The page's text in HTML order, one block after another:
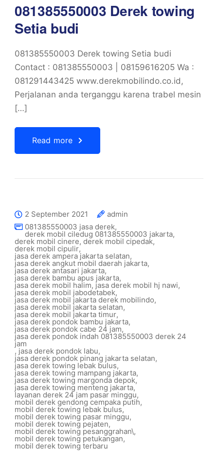
081385550003 Derek towing
Setia budi
081385550003 Derek towing Setia budi
Contact : 081385550003 | 08159616205 Wa :
081291443425 www.derekmobilindo.co.id,
Perjalanan anda terganggu karena trabel mesin
[…]
Read more
2 September 2021
admin
081385550003 jasa derek,
derek mobil ciledug 081385550003 jakarta,
derek mobil cinere, derek mobil cipedak,
derek mobil cipulir,
jasa derek ampera jakarta selatan,
jasa derek angkut mobil daerah jakarta,
jasa derek antasari jakarta,
jasa derek bambu apus jakarta,
jasa derek mobil halim, jasa derek mobil hj nawi,
jasa derek mobil jabodetabek,
jasa derek mobil jakarta derek mobilindo,
jasa derek mobil jakarta selatan,
jasa derek mobil jakarta timur,
jasa derek pondok bambu jakarta,
jasa derek pondok cabe 24 jam,
jasa derek pondok indah 081385550003 derek 24
jam
, jasa derek pondok labu,
jasa derek pondok pinang jakarta selatan,
jasa derek towing lebak bulus,
jasa derek towing mampang jakarta,
jasa derek towing margonda depok,
jasa derek towing menteng jakarta,
layanan derek 24 jam pasar minggu,
mobil derek gendong cempaka putih,
mobil derek towing lebak bulus,
mobil derek towing pasar minggu,
mobil derek towing pejaten,
mobil derek towing pesanggrahan\,
mobil derek towing petukangan,
mobil derek towing terbaru